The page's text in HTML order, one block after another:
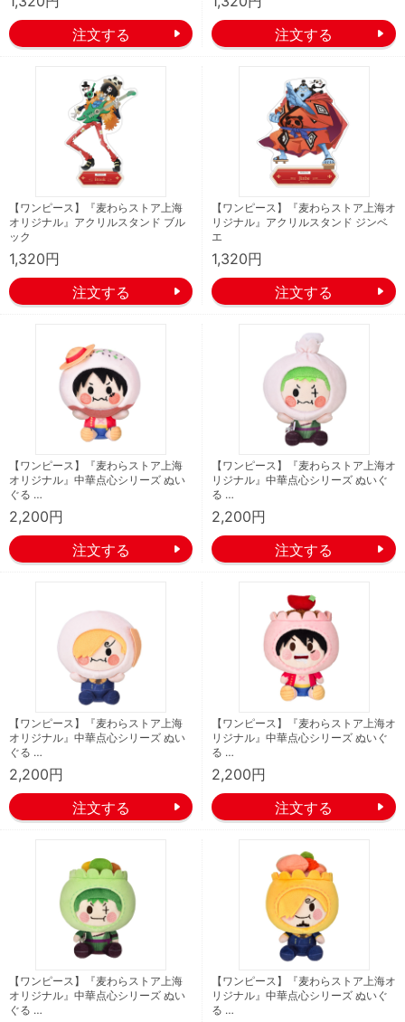
【ワンピース】『麦わらストア上海
オリジナル』アクリルスタンド ブル
ック
1,320円
【ワンピース】『麦わらストア上海オ
リジナル』アクリルスタンド ジンベ
エ
1,320円
【ワンピース】『麦わらストア上海
オリジナル』中華点心シリーズ ぬい
ぐる …
2,200円
【ワンピース】『麦わらストア上海オ
リジナル』中華点心シリーズ ぬいぐ
る …
2,200円
【ワンピース】『麦わらストア上海
オリジナル』中華点心シリーズ ぬい
ぐる …
2,200円
【ワンピース】『麦わらストア上海オ
リジナル』中華点心シリーズ ぬいぐ
る …
2,200円
【ワンピース】『麦わらストア上海
オリジナル』中華点心シリーズ ぬい
ぐる …
【ワンピース】『麦わらストア上海オ
リジナル』中華点心シリーズ ぬいぐ
る …